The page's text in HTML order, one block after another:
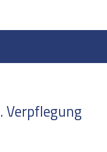
Verpflegung